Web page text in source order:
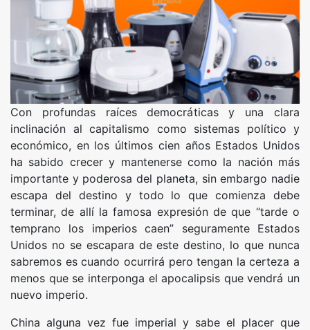
Con profundas raíces democráticas y una clara
inclinación al capitalismo como sistemas político y
económico, en los últimos cien años Estados Unidos
ha sabido crecer y mantenerse como la nación más
importante y poderosa del planeta, sin embargo nadie
escapa del destino y todo lo que comienza debe
terminar, de allí la famosa expresión de que “tarde o
temprano los imperios caen” seguramente Estados
Unidos no se escapara de este destino, lo que nunca
sabremos es cuando ocurrirá pero tengan la certeza a
menos que se interponga el apocalipsis que vendrá un
nuevo imperio.
China alguna vez fue imperial y sabe el placer que